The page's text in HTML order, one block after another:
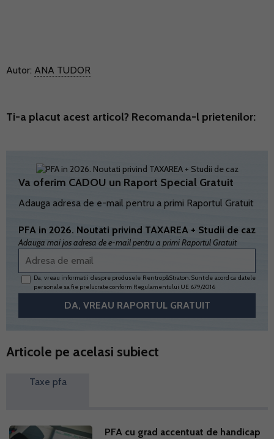
Autor: ANA TUDOR
Ti-a placut acest articol? Recomanda-l prietenilor:
Va oferim CADOU un Raport Special Gratuit
Adauga adresa de e-mail pentru a primi Raportul Gratuit
PFA in 2026. Noutati privind TAXAREA + Studii de caz
Adauga mai jos adresa de e-mail pentru a primi Raportul Gratuit
Da, vreau informatii despre produsele Rentrop&Straton. Sunt de acord ca datele
personale sa fie prelucrate conform Regulamentului UE 679/2016
Articole pe acelasi subiect
Taxe pfa
PFA cu grad accentuat de handicap